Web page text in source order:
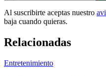
Al suscribirte aceptas nuestro
baja cuando quieras.
Relacionadas
Entretenimiento